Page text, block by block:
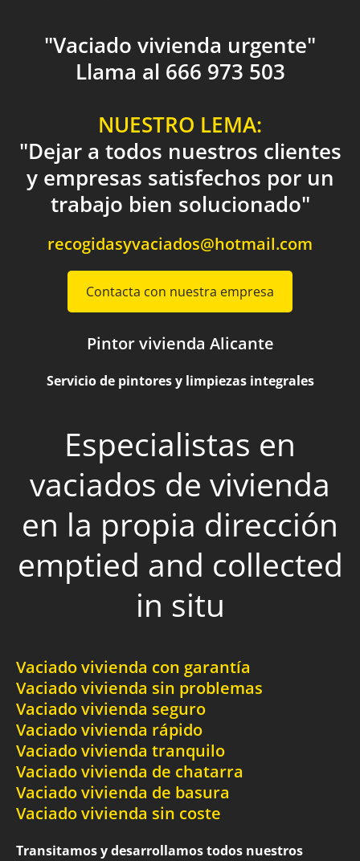
"Vaciado vivienda urgente"
Llama al 666 973 503
NUESTRO LEMA:
"Dejar a todos nuestros clientes
y empresas satisfechos por un
trabajo bien solucionado"
recogidasyvaciados@hotmail.com
Contacta con nuestra empresa
Pintor vivienda Alicante
Servicio de pintores y limpiezas integrales
Especialistas en
vaciados de vivienda
en la propia dirección
emptied and collected
in situ
Vaciado vivienda con garantía
Vaciado vivienda sin problemas
Vaciado vivienda seguro
Vaciado vivienda rápido
Vaciado vivienda tranquilo
Vaciado vivienda de chatarra
Vaciado vivienda de basura
Vaciado vivienda sin coste
Transitamos y desarrollamos todos nuestros